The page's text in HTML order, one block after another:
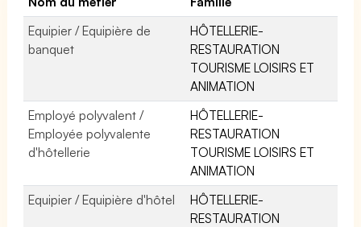
Equipier / Equipière de
banquet
HÔTELLERIE-
RESTAURATION
TOURISME LOISIRS ET
ANIMATION
Employé polyvalent /
Employée polyvalente
d'hôtellerie
HÔTELLERIE-
RESTAURATION
TOURISME LOISIRS ET
ANIMATION
Equipier / Equipière d'hôtel
HÔTELLERIE-
RESTAURATION